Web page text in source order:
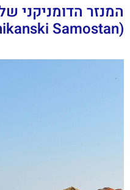
המנזר הדומניקני
(Dominikanski Samostan)